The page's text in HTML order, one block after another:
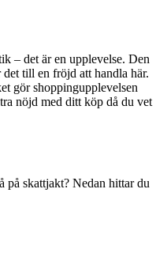
– det är en upplevelse. Den
till en fröjd att handla här.
gör shoppingupplevelsen
nöjd med ditt köp då du vet
skattjakt? Nedan hittar du